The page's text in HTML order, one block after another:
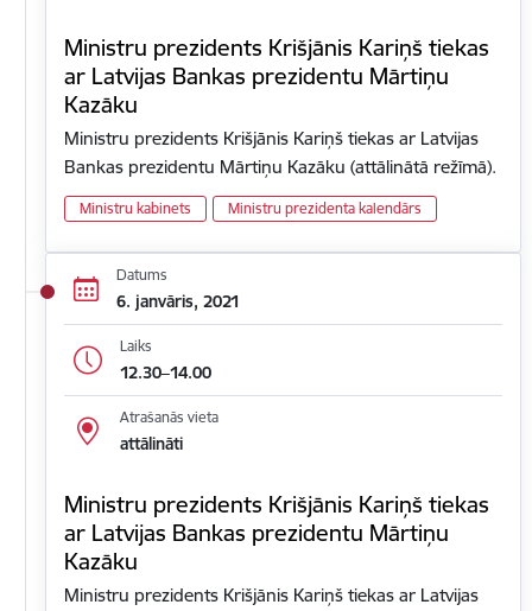
Ministru prezidents Krišjānis Kariņš tiekas
ar Latvijas Bankas prezidentu Mārtiņu
Kazāku
Ministru prezidents Krišjānis Kariņš tiekas ar Latvijas
Bankas prezidentu Mārtiņu Kazāku (attālinātā režīmā).
Ministru kabinets Ministru prezidenta kalendārs
Datums
6. janvāris, 2021
Laiks
12.30–14.00
Atrašanās vieta
attālināti
Ministru prezidents Krišjānis Kariņš tiekas
ar Latvijas Bankas prezidentu Mārtiņu
Kazāku
Ministru prezidents Krišjānis Kariņš tiekas ar Latvijas